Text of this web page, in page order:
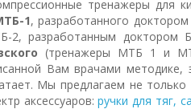
тренажеры для
1, разработанного
2, разработанным доктором
(тренажеры МТБ 1 и
Вам врачами методике,
Мы предлагаем не
аксессуаров:ручки для тяг,